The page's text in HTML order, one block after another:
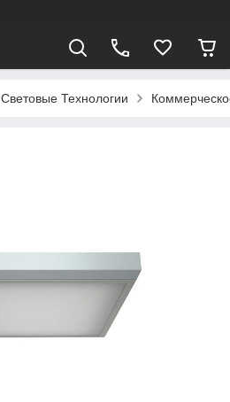
Световые Технологии